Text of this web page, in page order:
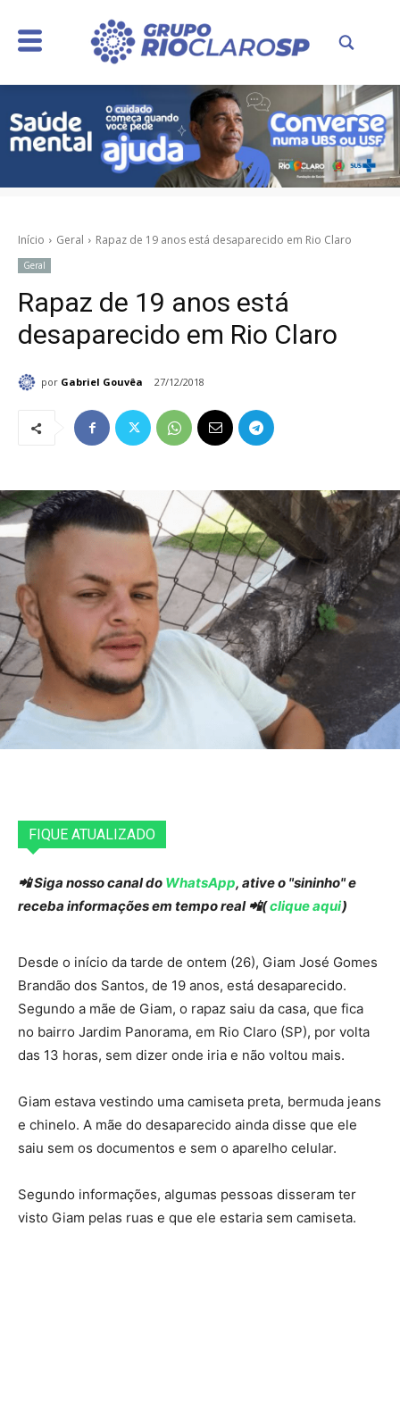
Início Geral Rapaz de 19 anos está desaparecido em Rio Claro
Geral
Rapaz de 19 anos está
desaparecido em Rio Claro
por Gabriel Gouvêa 27/12/2018
FIQUE ATUALIZADO
📲 Siga nosso canal do WhatsApp, ative o "sininho" e
receba informações em tempo real 📲(clique aqui)
Desde o início da tarde de ontem (26), Giam José Gomes
Brandão dos Santos, de 19 anos, está desaparecido.
Segundo a mãe de Giam, o rapaz saiu da casa, que fica
no bairro Jardim Panorama, em Rio Claro (SP), por volta
das 13 horas, sem dizer onde iria e não voltou mais.
Giam estava vestindo uma camiseta preta, bermuda jeans
e chinelo. A mãe do desaparecido ainda disse que ele
saiu sem os documentos e sem o aparelho celular.
Segundo informações, algumas pessoas disseram ter
visto Giam pelas ruas e que ele estaria sem camiseta.